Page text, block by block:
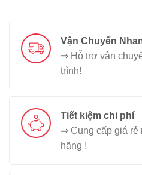
Vận Chuyển
⇒ Hỗ trợ vận
trình!
Tiết kiệm chi phí
⇒ Cung cấp giá rẻ
hãng !